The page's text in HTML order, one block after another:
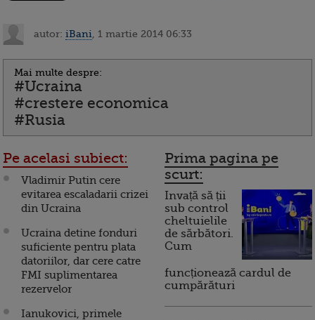
autor: iBani , 1 martie 2014 06:33
Mai multe despre:
#Ucraina
#crestere economica
#Rusia
Pe acelasi subiect:
Vladimir Putin cere
evitarea escaladarii crizei
din Ucraina
Ucraina detine fonduri
suficiente pentru plata
datoriilor, dar cere catre
FMI suplimentarea
rezervelor
Ianukovici, primele
Prima pagina pe
scurt:
Invață să ții
sub control
cheltuielile
de sărbători.
Cum
funcționează cardul de
cumpărături